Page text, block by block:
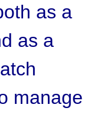
as a
as a
manage